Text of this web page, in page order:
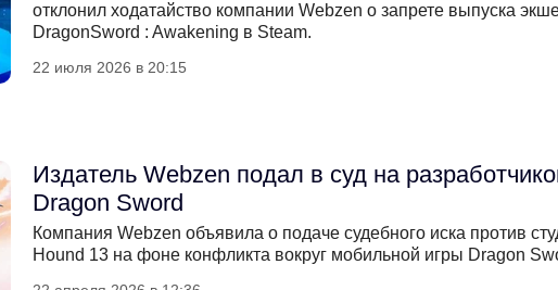
отклонил ходатайство компании Webzen о запрете выпуска
DragonSword : Awakening в Steam.
22 июля 2026 в 20:15
Издатель Webzen подал в суд на
Dragon Sword
Компания Webzen объявила о подаче судебного иска против
Hound 13 на фоне конфликта вокруг мобильной игры Dragon